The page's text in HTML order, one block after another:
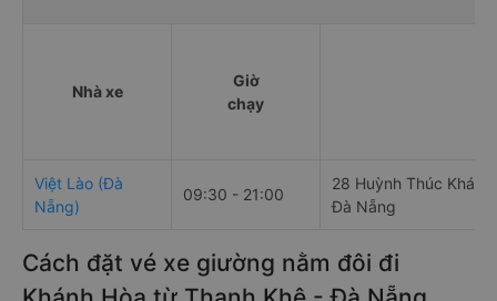
Nhà xe
Giờ
chạy
Việt Lào (Đà
Nẵng)
09:30 - 21:00
28 Huỳnh Thúc
Đà Nẵng
Cách đặt vé xe giường nằm đôi đi